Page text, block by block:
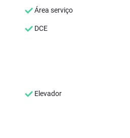
Área serviço
DCE
Elevador